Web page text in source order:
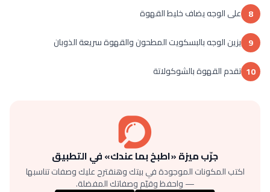
8 على الوجه يضاف خليط القهوة
9 يزين الوجه بالبسكويت المطحون والقهوة سريعة الذوبان
10 تقدم القهوة بالشوكولاتة
جرّب ميزة «اطبخ بما عندك» في التطبيق
اكتب المكونات الموجودة في بيتك وهنقترح عليك وصفات تناسبها
— واحفظ وقيّم وصفاتك المفضلة.